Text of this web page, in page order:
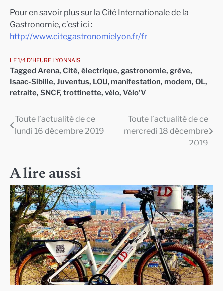
Pour en savoir plus sur la Cité Internationale de la
Gastronomie, c’est ici :
http://www.citegastronomielyon.fr/fr
LE 1/4 D'HEURE LYONNAIS
Tagged Arena, Cité, électrique, gastronomie, grève,
Isaac-Sibille, Juventus, LOU, manifestation, modem, OL,
retraite, SNCF, trottinette, vélo, Vélo'V
Navigation
Toute l’actualité de ce
lundi 16 décembre 2019
Toute l’actualité de ce
mercredi 18 décembre
2019
A lire aussi